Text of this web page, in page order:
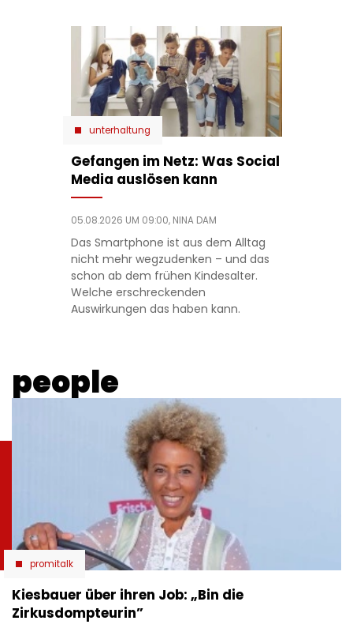
unterhaltung
Gefangen im Netz: Was Social
Media auslösen kann
05.08.2026 UM 09:00, NINA DAM
Das Smartphone ist aus dem Alltag
nicht mehr wegzudenken – und das
schon ab dem frühen Kindesalter.
Welche erschreckenden
Auswirkungen das haben kann.
people
promitalk
Kiesbauer über ihren Job: „Bin die
Zirkusdompteurin”